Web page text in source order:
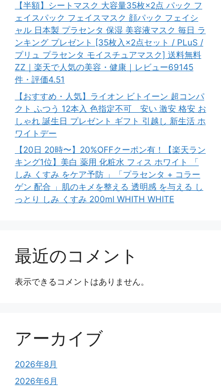
【半額】シートマスク 大容量35枚×2点 パック フ
ェイスパック フェイスマスク 顔パック フェイシ
ャル 日本製 プラセンタ 保湿 美容液マスク 毎日 ラ
ンキング プレゼント [35枚入×2点セット / PLuS /
プリュ プラセンタ モイスチュアマスク] 送料無料
ZZ｜楽天で人気の美容・健康｜レビュー69145
件・評価4.51
【おすすめ・人気】ライオン ビトイーン 超コンパ
クト ふつう 12本入 色指定不可 安い 激安 格安 お
しゃれ 誕生日 プレゼント ギフト 引越し 新生活 ホ
ワイトデー
【20日 20時〜】20%OFFクーポン有！【楽天ラン
キング1位】美白 薬用 化粧水 フィス ホワイト 「
しみ くすみ をケア予防 」「プラセンタ + コラー
ゲン 配合 」肌のキメを整える 透明感 を与える し
っとり しみ くすみ 200ml WHITH WHITE
最近のコメント
表示できるコメントはありません。
アーカイブ
2026年8月
2026年6月